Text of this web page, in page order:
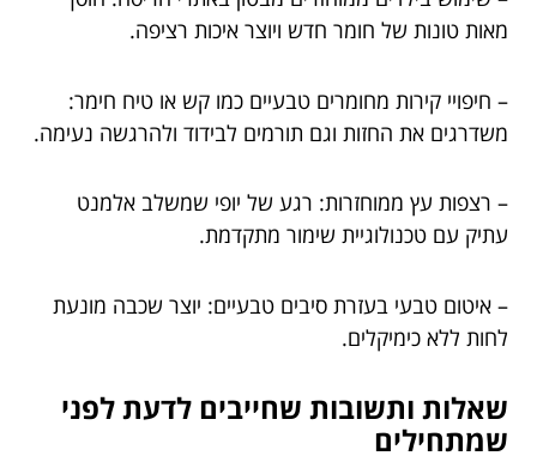
מאות טונות של חומר חדש ויוצר איכות רציפה.
– חיפויי קירות מחומרים טבעיים כמו קש או טיח חימר:
משדרגים את החזות וגם תורמים לבידוד ולהרגשה נעימה.
– רצפות עץ ממוחזרות: רגע של יופי שמשלב אלמנט
עתיק עם טכנולוגיית שימור מתקדמת.
– איטום טבעי בעזרת סיבים טבעיים: יוצר שכבה מונעת
לחות ללא כימיקלים.
שאלות ותשובות שחייבים לדעת לפני
שמתחילים